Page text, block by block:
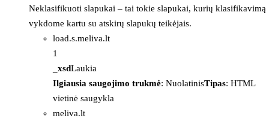
Neklasifikuoti slapukai – tai tokie slapukai, kurių klasifikavimą
vykdome kartu su atskirų slapukų teikėjais.
load.s.meliva.lt
1
_xsdLaukia
Ilgiausia saugojimo trukmė: NuolatinisTipas: HTML
vietinė saugykla
meliva.lt